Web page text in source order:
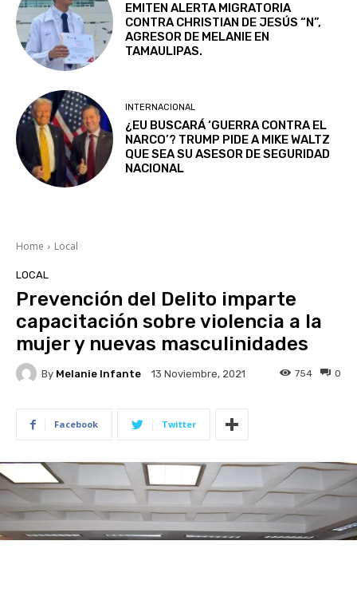
EMITEN ALERTA MIGRATORIA
CONTRA CHRISTIAN DE JESÚS “N”,
AGRESOR DE MELANIE EN
TAMAULIPAS.
INTERNACIONAL
¿EU BUSCARÁ ‘GUERRA CONTRA EL
NARCO’? TRUMP PIDE A MIKE WALTZ
QUE SEA SU ASESOR DE SEGURIDAD
NACIONAL